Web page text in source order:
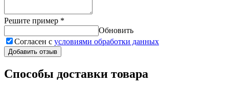
Решите пример *
Обновить
Согласен с условиями обработки данных
Добавить отзыв
Способы доставки товара